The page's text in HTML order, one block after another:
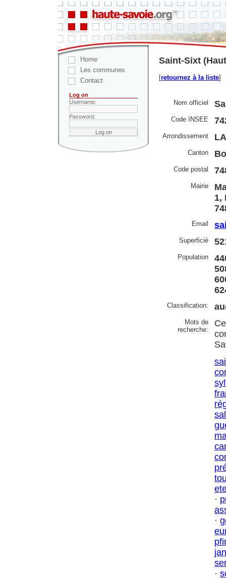
Home
Les communes
Contact
Log on
Username:
Password:
Saint-Sixt
[retournez à la liste]
Nom officiel
Code INSEE
Arrondissement
Canton
Code postal
Mairie
1,
Email
Superficié
Population
Classification:
Mots de
recherche:
·
·
·